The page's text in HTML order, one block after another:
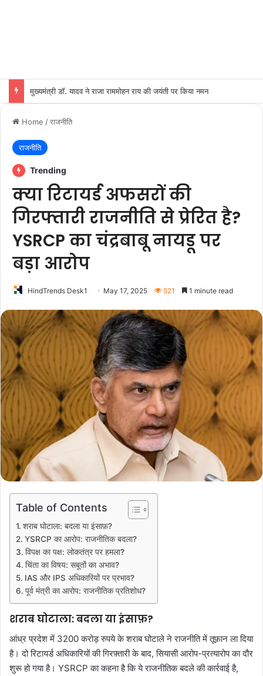
Home /राजनीति
राजनीति
Trending
क्या रिटायर्ड अफसरों की
गिरफ्तारी राजनीति से प्रेरित है?
YSRCP का चंद्रबाबू नायडू पर
बड़ा आरोप
HindTrends Desk1 May 17, 2025 521 1 minute read
Table of Contents
शराब घोटाला: बदला या इंसाफ़?
YSRCP का आरोप: राजनीतिक बदला?
विपक्ष का पक्ष: लोकतंत्र पर हमला?
चिंता का विषय: सबूतों का अभाव?
IAS और IPS अधिकारियों पर प्रभाव?
पूर्व मंत्री का आरोप: राजनीतिक प्रतिशोध?
शराब घोटाला: बदला या इंसाफ़?
आंध्र प्रदेश में 3200 करोड़ रुपये के शराब घोटाले ने राजनीति में तूफ़ान ला दिया
है। दो रिटायर्ड अधिकारियों की गिरफ़्तारी के बाद, सियासी आरोप-प्रत्यारोप का दौर
शुरू हो गया है। YSRCP का कहना है कि ये राजनीतिक बदले की कार्रवाई है,